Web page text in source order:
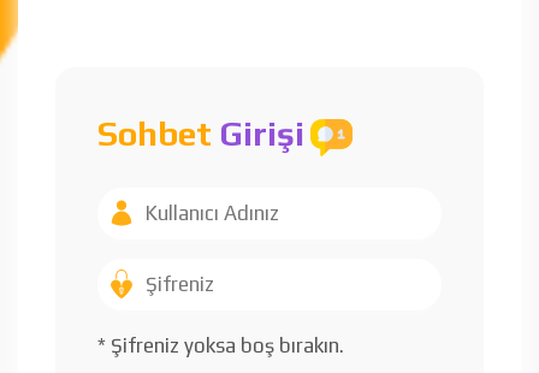
Sohbet Girişi
* Şifreniz yoksa boş bırakın.